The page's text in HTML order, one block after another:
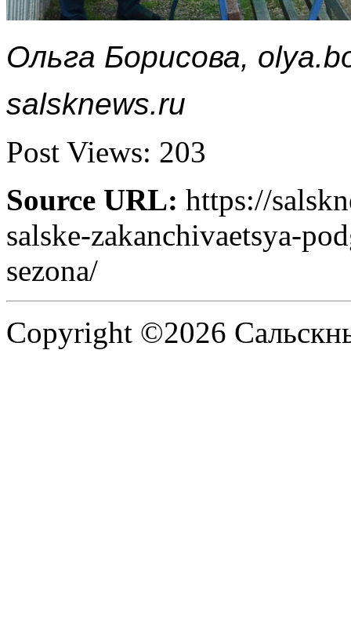
Ольга Борисова,
salsknews.ru
Post Views: 203
Source URL: https://
salske-zakanchivaetsya-
sezona/
Copyright ©2026